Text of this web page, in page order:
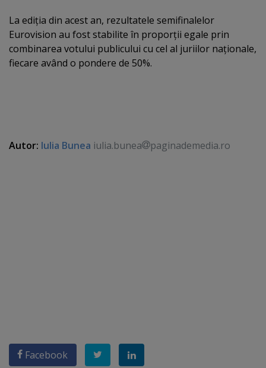
La ediţia din acest an, rezultatele semifinalelor
Eurovision au fost stabilite în proporţii egale prin
combinarea votului publicului cu cel al juriilor naţionale,
fiecare având o pondere de 50%.
Autor: Iulia Bunea iulia.bunea paginademedia.ro
Facebook